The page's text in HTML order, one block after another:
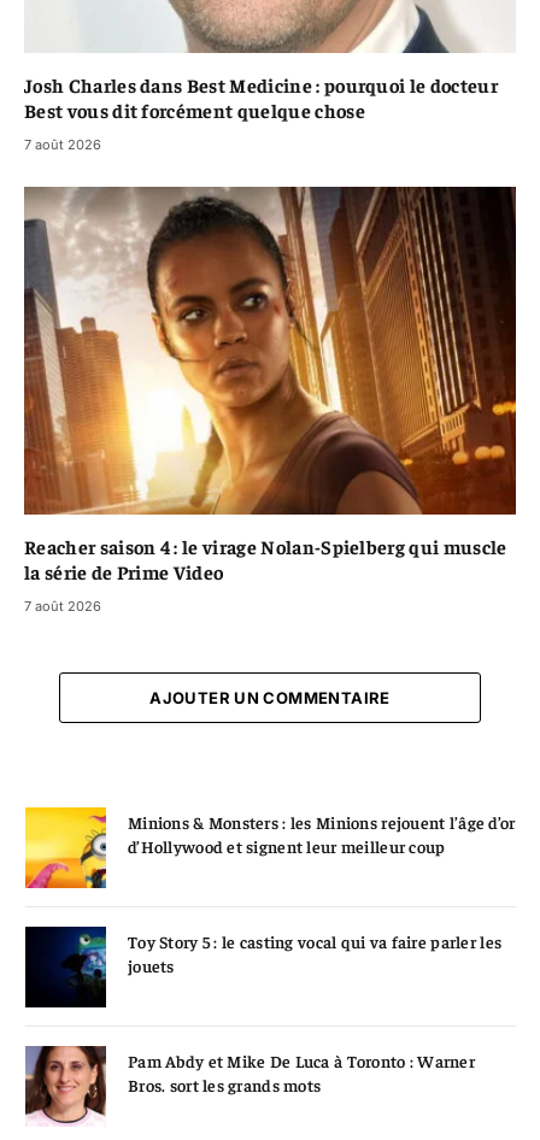
Josh Charles dans Best Medicine : pourquoi le docteur
Best vous dit forcément quelque chose
7 août 2026
Reacher saison 4 : le virage Nolan-Spielberg qui muscle
la série de Prime Video
7 août 2026
AJOUTER UN COMMENTAIRE
Minions & Monsters : les Minions rejouent l’âge d’or
d’Hollywood et signent leur meilleur coup
Toy Story 5 : le casting vocal qui va faire parler les
jouets
Pam Abdy et Mike De Luca à Toronto : Warner
Bros. sort les grands mots